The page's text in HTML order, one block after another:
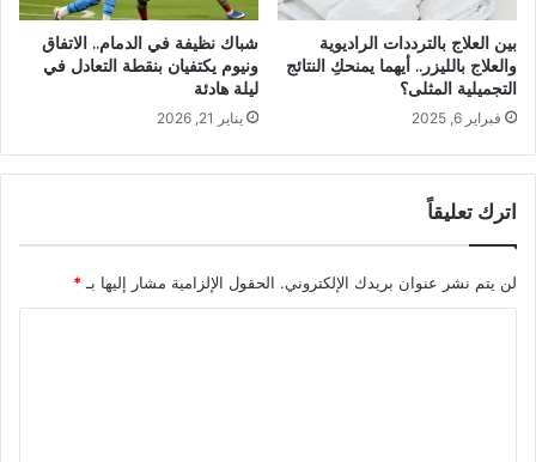
بين العلاج بالترددات الراديوية
والعلاج بالليزر.. أيهما يمنحكِ النتائج
التجميلية المثلى؟
فبراير 6, 2025
شباك نظيفة في الدمام.. الاتفاق
ونيوم يكتفيان بنقطة التعادل في
ليلة هادئة
يناير 21, 2026
اترك تعليقاً
لن يتم نشر عنوان بريدك الإلكتروني. الحقول الإلزامية مشار إليها بـ*